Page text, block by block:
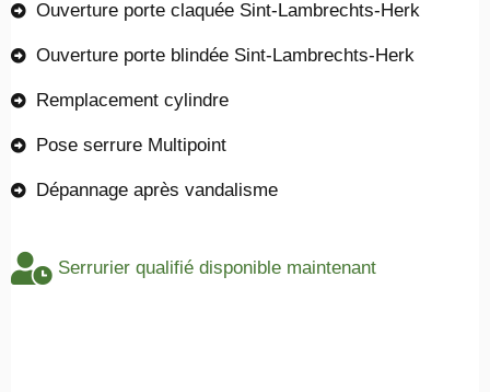
Ouverture porte claquée Sint-Lambrechts-Herk
Ouverture porte blindée Sint-Lambrechts-Herk
Remplacement cylindre
Pose serrure Multipoint
Dépannage après vandalisme
Serrurier qualifié disponible maintenant